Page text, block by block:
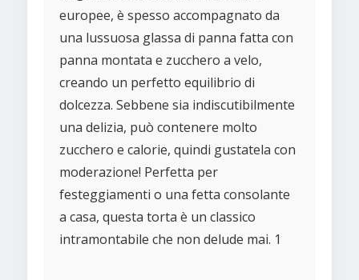
europee, è spesso accompagnato da
una lussuosa glassa di panna fatta con
panna montata e zucchero a velo,
creando un perfetto equilibrio di
dolcezza. Sebbene sia indiscutibilmente
una delizia, può contenere molto
zucchero e calorie, quindi gustatela con
moderazione! Perfetta per
festeggiamenti o una fetta consolante
a casa, questa torta è un classico
intramontabile che non delude mai. 1